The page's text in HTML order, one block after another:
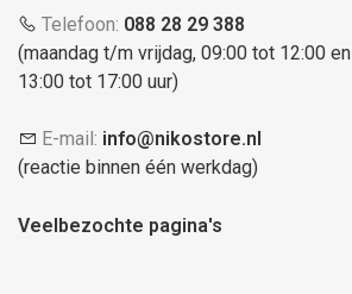
Telefoon: 088 28 29 388
(maandag t/m vrijdag, 09:00 tot 12:00 en
13:00 tot 17:00 uur)
E-mail: info@nikostore.nl
(reactie binnen één werkdag)
Veelbezochte pagina's